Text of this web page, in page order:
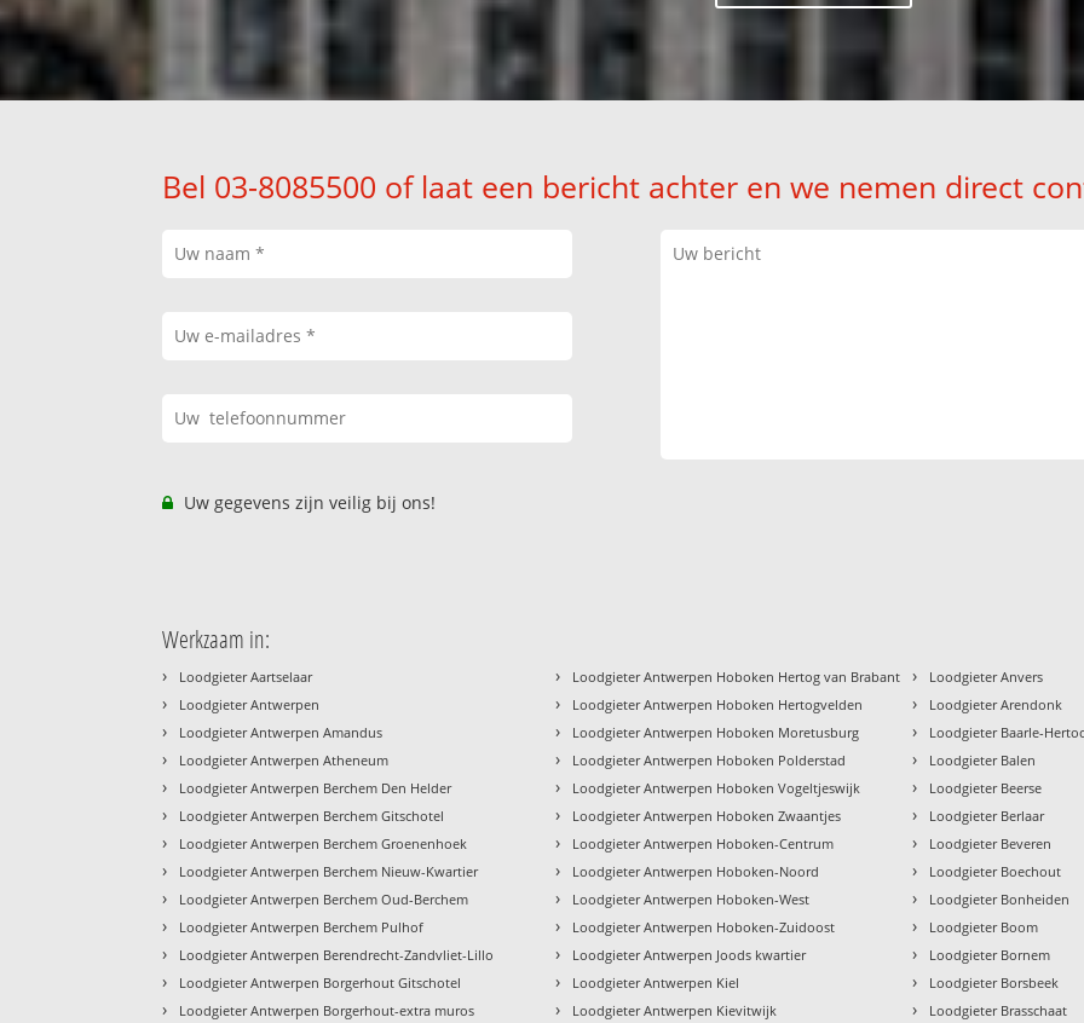
Bel 03-8085500 of laat een bericht achter en we nemen direct
Uw gegevens zijn veilig bij ons!
Werkzaam in:
› Loodgieter Aartselaar
› Loodgieter Antwerpen
› Loodgieter Antwerpen Amandus
› Loodgieter Antwerpen Atheneum
› Loodgieter Antwerpen Berchem Den Helder
› Loodgieter Antwerpen Berchem Gitschotel
› Loodgieter Antwerpen Berchem Groenenhoek
› Loodgieter Antwerpen Berchem Nieuw-Kwartier
› Loodgieter Antwerpen Berchem Oud-Berchem
› Loodgieter Antwerpen Berchem Pulhof
› Loodgieter Antwerpen Berendrecht-Zandvliet-Lillo
› Loodgieter Antwerpen Borgerhout Gitschotel
› Loodgieter Antwerpen Borgerhout-extra muros
› Loodgieter Antwerpen Hoboken Hertog van Brabant
› Loodgieter Antwerpen Hoboken Hertogvelden
› Loodgieter Antwerpen Hoboken Moretusburg
› Loodgieter Antwerpen Hoboken Polderstad
› Loodgieter Antwerpen Hoboken Vogeltjeswijk
› Loodgieter Antwerpen Hoboken Zwaantjes
› Loodgieter Antwerpen Hoboken-Centrum
› Loodgieter Antwerpen Hoboken-Noord
› Loodgieter Antwerpen Hoboken-West
› Loodgieter Antwerpen Hoboken-Zuidoost
› Loodgieter Antwerpen Joods kwartier
› Loodgieter Antwerpen Kiel
› Loodgieter Antwerpen Kievitwijk
› Loodgieter Anvers
› Loodgieter Arendonk
› Loodgieter Baarle-
› Loodgieter Balen
› Loodgieter Beerse
› Loodgieter Berlaar
› Loodgieter Beveren
› Loodgieter Boechout
› Loodgieter Bonheiden
› Loodgieter Boom
› Loodgieter Bornem
› Loodgieter Borsbeek
› Loodgieter Brasschaat